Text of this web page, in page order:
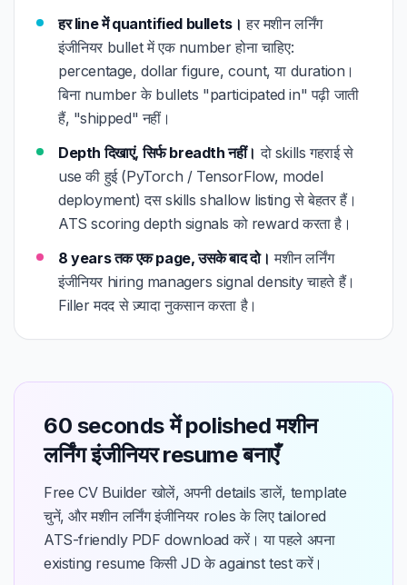
हर line में quantified bullets। हर मशीन लर्निंग
इंजीनियर bullet में एक number होना चाहिए:
percentage, dollar figure, count, या duration।
बिना number के bullets "participated in" पढ़ी जाती
हैं, "shipped" नहीं।
Depth दिखाएं, सिर्फ breadth नहीं। दो skills गहराई से
use की हुई (PyTorch / TensorFlow, model
deployment) दस skills shallow listing से बेहतर हैं।
ATS scoring depth signals को reward करता है।
8 years तक एक page, उसके बाद दो। मशीन लर्निंग
इंजीनियर hiring managers signal density चाहते हैं।
Filler मदद से ज़्यादा नुकसान करता है।
60 seconds में polished मशीन
लर्निंग इंजीनियर resume बनाएँ
Free CV Builder खोलें, अपनी details डालें, template
चुनें, और मशीन लर्निंग इंजीनियर roles के लिए tailored
ATS-friendly PDF download करें। या पहले अपना
existing resume किसी JD के against test करें।